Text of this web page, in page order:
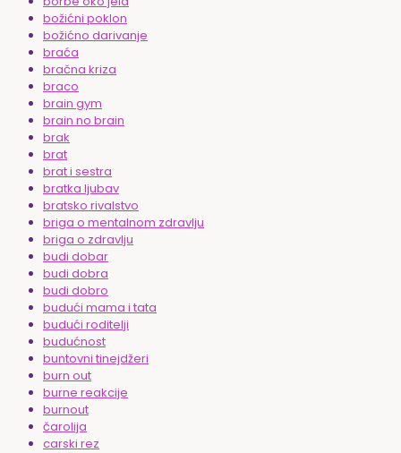
božićni poklon
božićno darivanje
braća
bračna kriza
braco
brain gym
brain no brain
brak
brat
brat i sestra
bratka ljubav
bratsko rivalstvo
briga o mentalnom zdravlju
briga o zdravlju
budi dobar
budi dobra
budi dobro
budući mama i tata
budući roditelji
budućnost
buntovni tinejdžeri
burn out
burne reakcije
burnout
čarolija
carski rez